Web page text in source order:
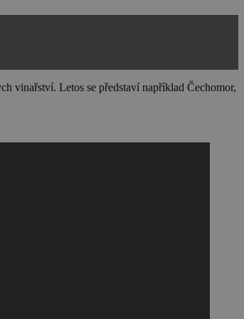
vinařství. Letos se představí například Čechomor,